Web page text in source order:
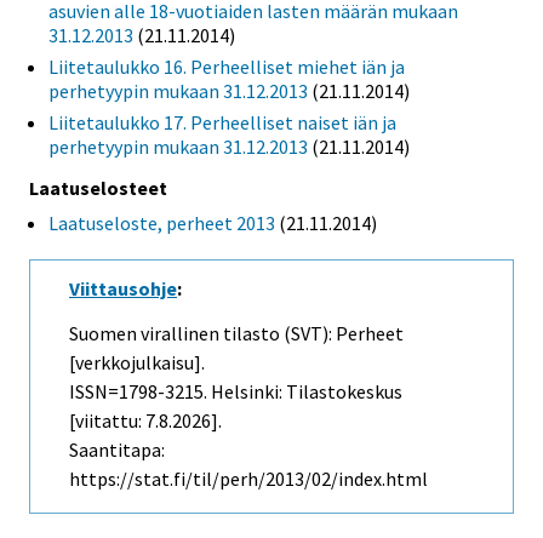
asuvien alle 18-vuotiaiden lasten määrän mukaan
31.12.2013 (21.11.2014)
Liitetaulukko 16. Perheelliset miehet iän ja
perhetyypin mukaan 31.12.2013 (21.11.2014)
Liitetaulukko 17. Perheelliset naiset iän ja
perhetyypin mukaan 31.12.2013 (21.11.2014)
Laatuselosteet
Laatuseloste, perheet 2013 (21.11.2014)
Viittausohje:
Suomen virallinen tilasto (SVT): Perheet
[verkkojulkaisu].
ISSN=1798-3215. Helsinki: Tilastokeskus
[viitattu: 7.8.2026].
Saantitapa:
https://stat.fi/til/perh/2013/02/index.html